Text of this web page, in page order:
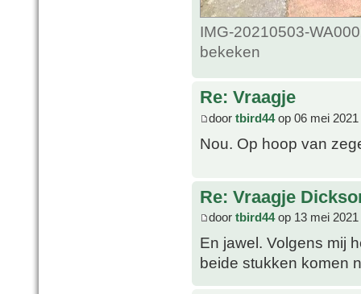
IMG-20210503-
bekeken
Re: Vraagje
door tbird44op 06 mei 2021
Nou. Op hoop van
Re: Vraagje
door tbird44op 13 mei 2021
En jawel. Volgens mij
beide stukken komen